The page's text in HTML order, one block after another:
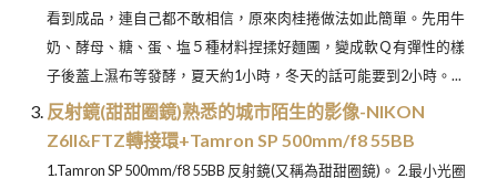
看到成品，連自己都不敢相信，原來肉桂捲做法如此簡單。先用牛
奶、酵母、糖、蛋、塩５種材料捏揉好麵團，變成軟Ｑ有彈性的樣
子後蓋上濕布等發酵，夏天約1小時，冬天的話可能要到2小時。...
反射鏡(甜甜圈鏡)熟悉的城市陌生的影像-NIKON
Z6II&FTZ轉接環+Tamron SP 500mm/f8 55BB
1.Tamron SP 500mm/f8 55BB 反射鏡(又稱為甜甜圈鏡)。 2.最小光圈